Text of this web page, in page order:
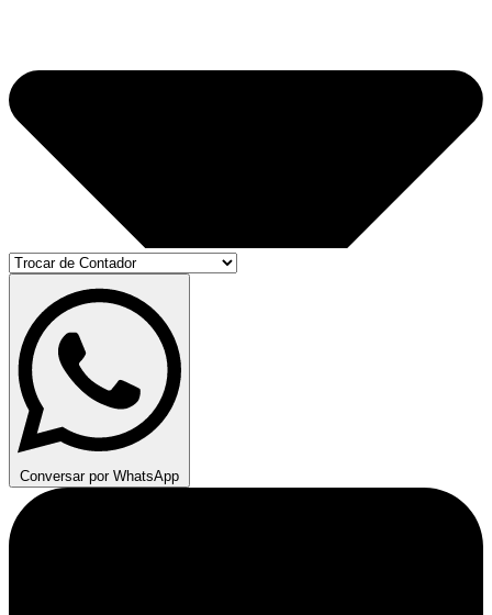
Conversar por WhatsApp